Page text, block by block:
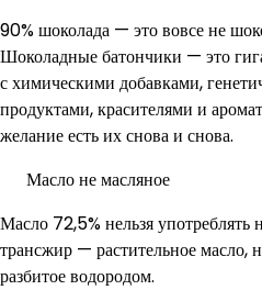
90% шоколада — это вовсе не
Шоколадные батончики — это
с химическими добавками,
продуктами, красителями и
желание есть их снова и снова.
Масло не масляное
Масло 72,5% нельзя употреблять
трансжир — растительное масло,
разбитое водородом.